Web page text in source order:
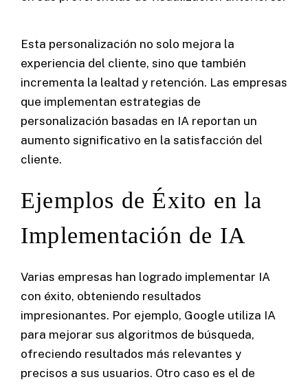
Esta personalización no solo mejora la
experiencia del cliente, sino que también
incrementa la lealtad y retención. Las empresas
que implementan estrategias de
personalización basadas en IA reportan un
aumento significativo en la satisfacción del
cliente.
Ejemplos de Éxito en la
Implementación de IA
Varias empresas han logrado implementar IA
con éxito, obteniendo resultados
impresionantes. Por ejemplo, Google utiliza IA
para mejorar sus algoritmos de búsqueda,
ofreciendo resultados más relevantes y
precisos a sus usuarios. Otro caso es el de